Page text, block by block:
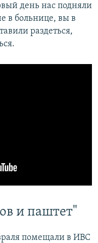
день нас подняли
в больнице, вы в
раздеться,
и паштет"
помещали в ИВС